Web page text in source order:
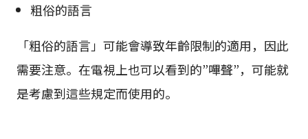
粗俗的語言
「粗俗的語言」可能會導致年齡限制的適用，因此
需要注意。在電視上也可以看到的”嗶聲”，可能就
是考慮到這些規定而使用的。